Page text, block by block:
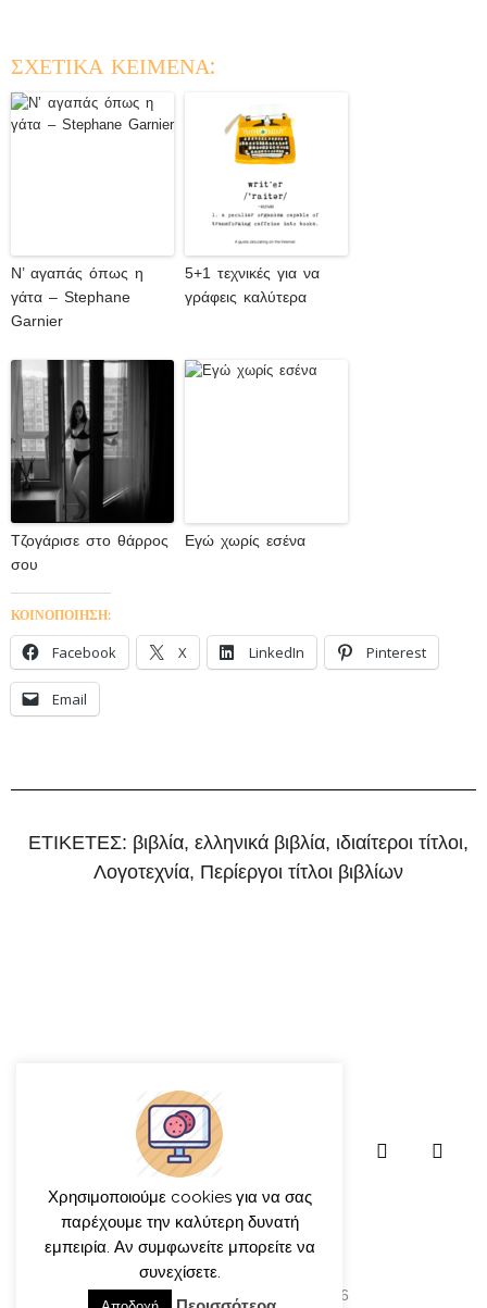
ΣΧΕΤΙΚΑ ΚΕΙΜΕΝΑ:
Ν’ αγαπάς όπως η
γάτα – Stephane
Garnier
5+1 τεχνικές για να
γράφεις καλύτερα
Τζογάρισε στο θάρρος
σου
Εγώ χωρίς εσένα
ΚΟΙΝΟΠΟΙΗΣΗ:
Facebook X LinkedIn Pinterest
Email
ΕΤΙΚΕΤΕΣ: βιβλία, ελληνικά βιβλία, ιδιαίτεροι τίτλοι,
Λογοτεχνία, Περίεργοι τίτλοι βιβλίων
© γιώργος ιατρίδης 2013-2026
Χρησιμοποιούμε cookies για να σας
παρέχουμε την καλύτερη δυνατή
εμπειρία. Αν συμφωνείτε μπορείτε να
συνεχίσετε.